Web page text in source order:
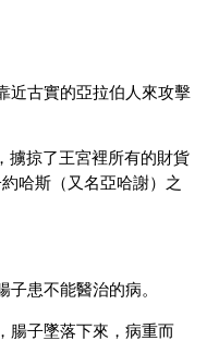
近古實的亞拉伯人來攻擊
擄掠了王宮裡所有的財貨
哈斯（又名亞哈謝）之
患不能醫治的病。
腸子墜落下來，病重而